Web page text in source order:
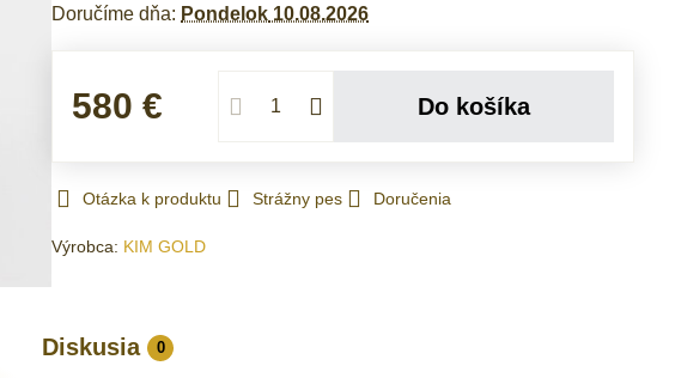
Doručíme dňa: Pondelok 10.08.2026
580 € Do košíka
Otázka k produktu Strážny pes Doručenia
Výrobca: KIM GOLD
Diskusia 0